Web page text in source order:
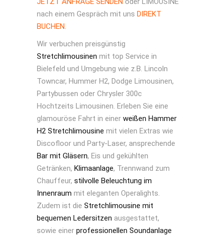
nach einem Gespräch mit uns DIREKT
BUCHEN.
Wir verbuchen preisgünstig
Stretchlimousinen mit top Service in
Bielefeld und Umgebung wie z.B. Lincoln
Towncar, Hummer H2, Dodge Limousinen,
Partybussen oder Chrysler 300c
Hochtzeits Limousinen. Erleben Sie eine
glamouröse Fahrt in einer weißen Hammer
H2 Stretchlimousine mit vielen Extras wie
Discofloor und Party-Laser, ansprechende
Bar mit Gläsern, Eis und gekühlten
Getränken, Klimaanlage, Trennwand zum
Chauffeur, stilvolle Beleuchtung im
Innenraum mit eleganten Operalights.
Zudem ist die Stretchlimousine mit
bequemen Ledersitzen ausgestattet,
sowie einer professionellen Soundanlage